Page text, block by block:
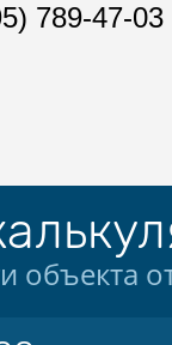
789-47-03
объекта